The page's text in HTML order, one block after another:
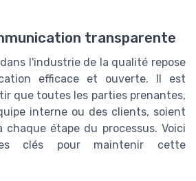
transparente
l'industrie de la qualité repose
efficace et ouverte. Il est
que toutes les parties prenantes,
interne ou des clients, soient
étape du processus. Voici
clés pour maintenir cette